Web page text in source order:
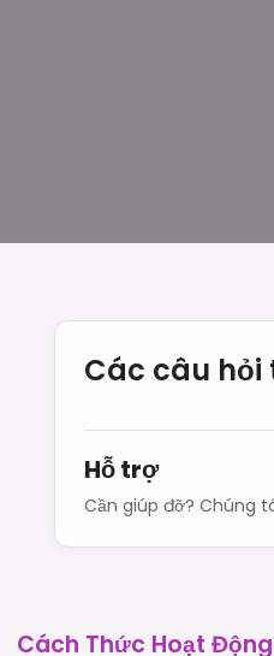
Các câu
Hỗ trợ
Cần giúp đỡ? Chúng
Cách Thức Hoạt Động